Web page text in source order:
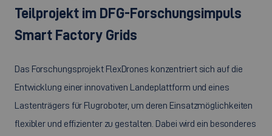
Teilprojekt im DFG-Forschungsimpuls
Smart Factory Grids
Das Forschungsprojekt FlexDrones konzentriert sich auf die
Entwicklung einer innovativen Landeplattform und eines
Lastenträgers für Flugroboter, um deren Einsatzmöglichkeiten
flexibler und effizienter zu gestalten. Dabei wird ein besonderes